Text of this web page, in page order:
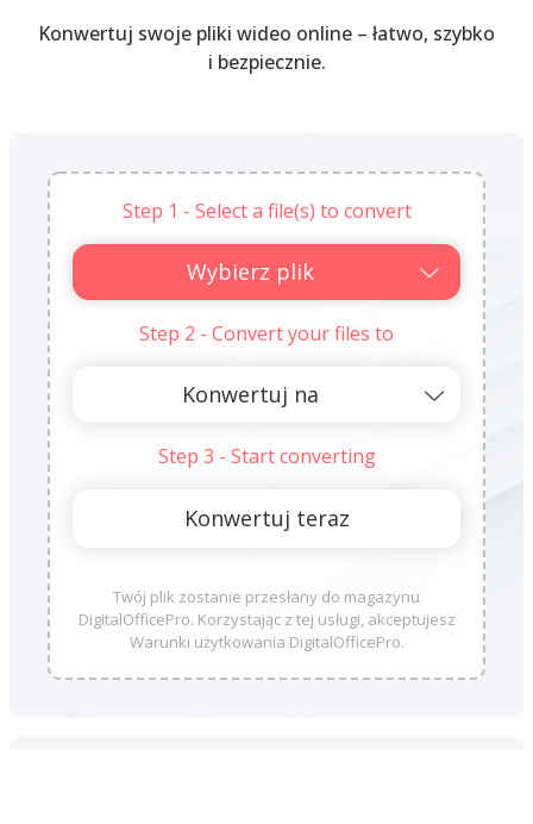
Konwertuj swoje pliki wideo online – łatwo, szybko
i bezpiecznie.
Step 1 - Select a file(s) to convert
Wybierz plik
Step 2 - Convert your files to
Step 3 - Start converting
Twój plik zostanie przesłany do magazynu
DigitalOfficePro. Korzystając z tej usługi, akceptujesz
Warunki użytkowania DigitalOfficePro.